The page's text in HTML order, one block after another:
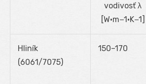
vodivosť λ
[W·m−1·K−1]
Hliník
(6061/7075)
150–170